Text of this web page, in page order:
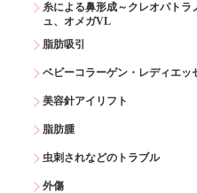
糸による鼻形成～クレオパト
ュ、オメガVL
脂肪吸引
ベビーコラーゲン・レディエッ
美容針アイリフト
脂肪腫
虫刺されなどのトラブル
外傷